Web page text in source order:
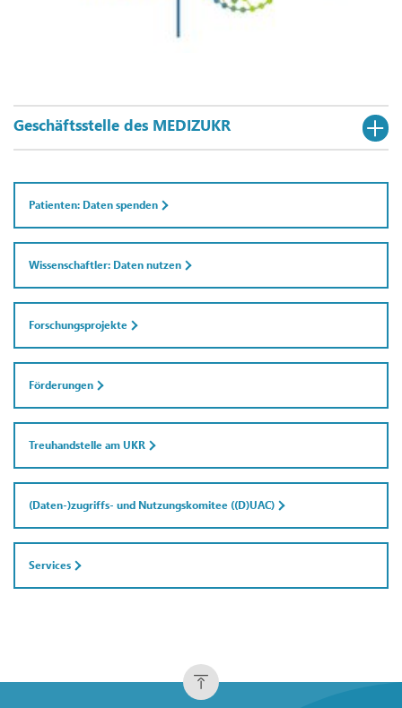
Geschäftsstelle des MEDIZUKR
Patienten: Daten spenden
Wissenschaftler: Daten nutzen
Forschungsprojekte
Förderungen
Treuhandstelle am UKR
(Daten-)zugriffs- und Nutzungskomitee ((D)UAC)
Services